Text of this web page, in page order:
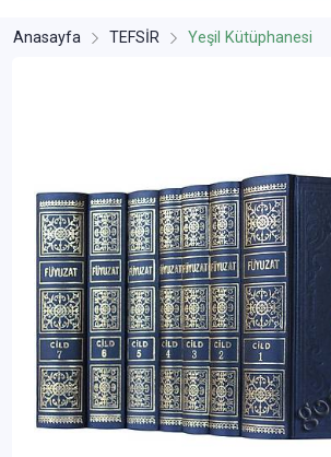
Anasayfa TEFSİR Yeşil Kütüphanesi